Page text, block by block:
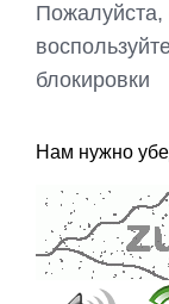
Пожалуйста,
блокировки
Нам нужно